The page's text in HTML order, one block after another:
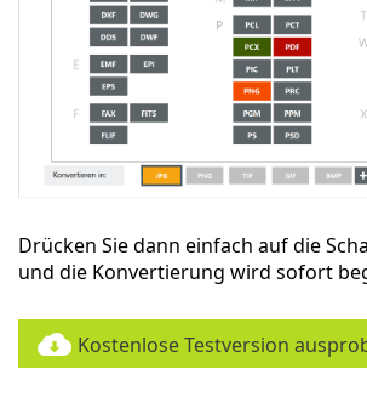
Drücken Sie dann einfach auf die
und die Konvertierung wird sofort
Kostenlose Testversion